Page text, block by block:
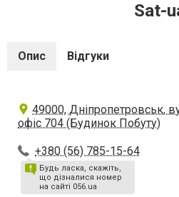
Sat-
Опис Відгуки
49000, Дніпропетровськ,
офіс 704 (Будинок Побуту)
+380 (56) 785-15-64
Будь ласка, скажіть,
що дізналися номер
на сайті 056.ua